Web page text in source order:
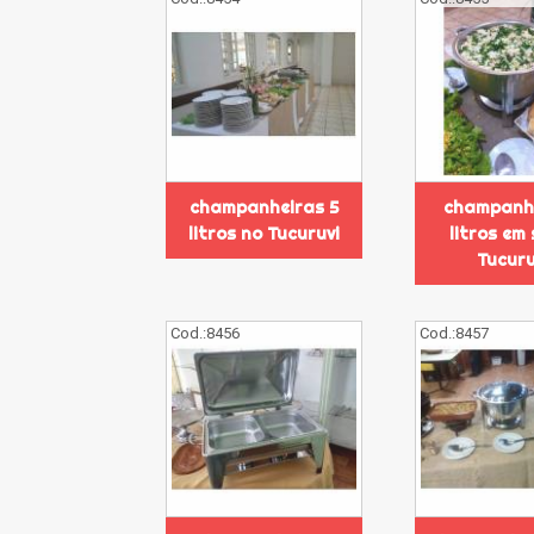
champanheiras 5
litros no Tucuruvi
litros em
Cod.:8456 Cod.:8457